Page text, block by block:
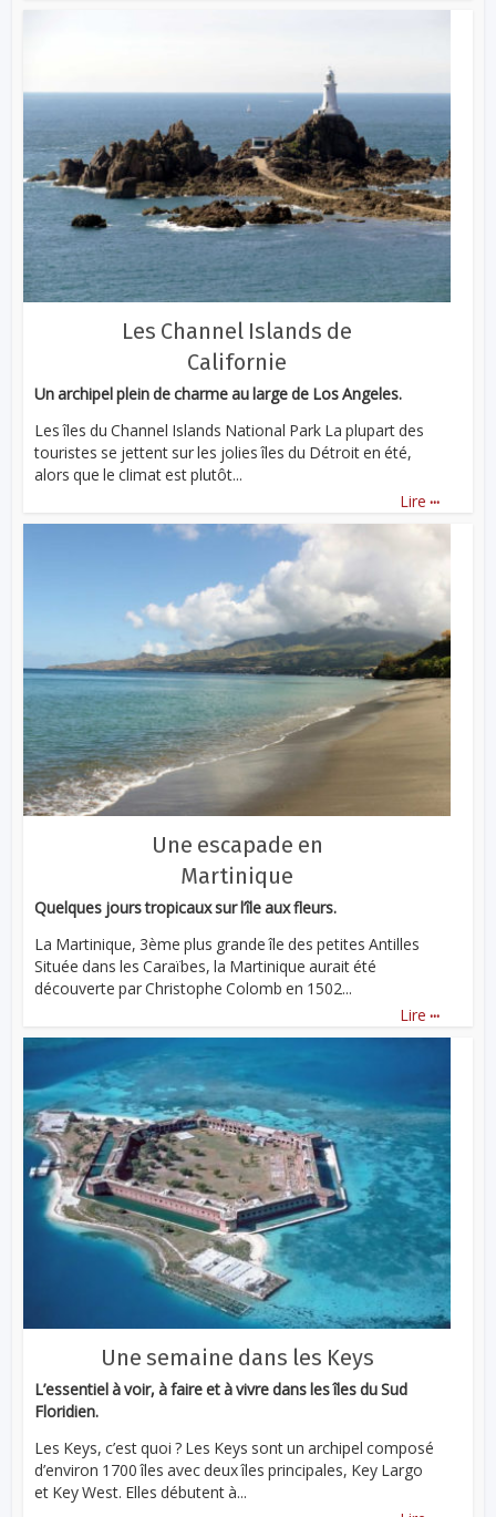
Les Channel Islands de
Californie
Un archipel plein de charme au large de Los Angeles.
Les îles du Channel Islands National Park La plupart des
touristes se jettent sur les jolies îles du Détroit en été,
alors que le climat est plutôt...
Lire ...
Une escapade en
Martinique
Quelques jours tropicaux sur l’île aux fleurs.
La Martinique, 3ème plus grande île des petites Antilles
Située dans les Caraïbes, la Martinique aurait été
découverte par Christophe Colomb en 1502...
Lire ...
Une semaine dans les Keys
L’essentiel à voir, à faire et à vivre dans les îles du Sud
Floridien.
Les Keys, c’est quoi ? Les Keys sont un archipel composé
d’environ 1700 îles avec deux îles principales, Key Largo
et Key West. Elles débutent à...